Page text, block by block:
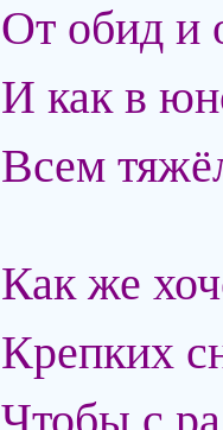
От обид и
И как в
Всем
Как же
Крепких